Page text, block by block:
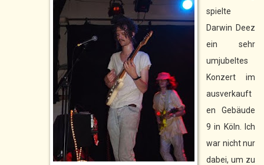
spielte
Darwin Deez
ein sehr
umjubeltes
Konzert im
ausverkauft
en Gebäude
9 in Köln. Ich
war nicht nur
dabei, um zu